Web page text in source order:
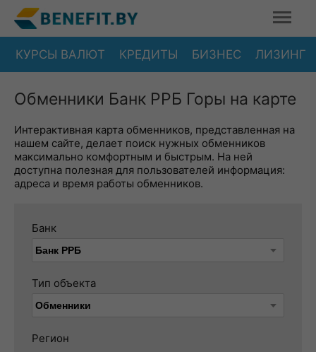
КУРСЫ ВАЛЮТ КРЕДИТЫ БИЗНЕС ЛИЗИНГ
Обменники Банк РРБ Горы на карте
Интерактивная карта обменников, представленная на
нашем сайте, делает поиск нужных обменников
максимально комфортным и быстрым. На ней
доступна полезная для пользователей информация:
адреса и время работы обменников.
Банк
Тип объекта
Регион